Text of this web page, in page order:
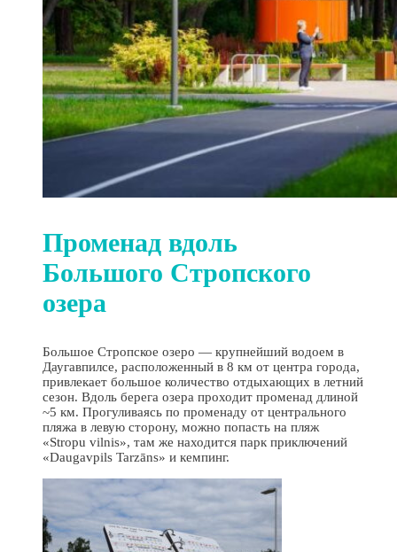
Променад вдоль
Большого Стропского
озера
Большое Стропское озеро — крупнейший водоем в
Даугавпилсе, расположенный в 8 км от центра города,
привлекает большое количество отдыхающих в летний
сезон. Вдоль берега озера проходит променад длиной
~5 км. Прогуливаясь по променаду от центрального
пляжа в левую сторону, можно попасть на пляж
«Stropu vilnis», там же находится парк приключений
«Daugavpils Tarzāns» и кемпинг.